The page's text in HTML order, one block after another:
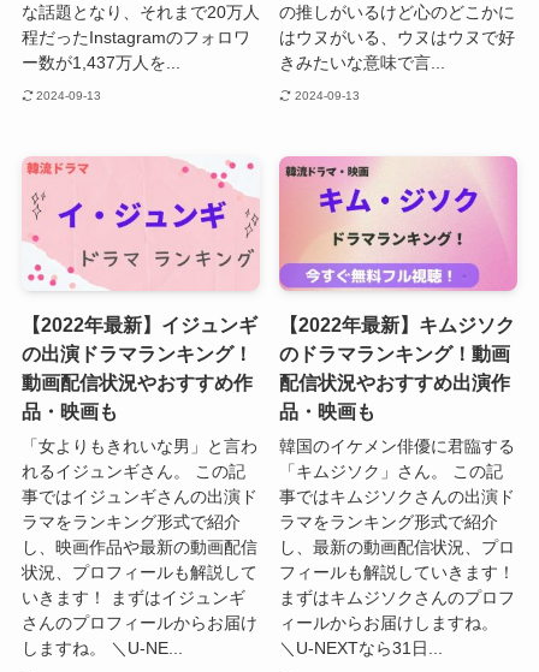
な話題となり、それまで20万人
程だったInstagramのフォロワ
ー数が1,437万人を...
2024-09-13
の推しがいるけど心のどこかに
はウヌがいる、ウヌはウヌで好
きみたいな意味で言...
2024-09-13
【2022年最新】イジュンギ
の出演ドラマランキング！
動画配信状況やおすすめ作
品・映画も
「女よりもきれいな男」と言わ
れるイジュンギさん。 この記
事ではイジュンギさんの出演ド
ラマをランキング形式で紹介
し、映画作品や最新の動画配信
状況、プロフィールも解説して
いきます！ まずはイジュンギ
さんのプロフィールからお届け
しますね。 ＼U-NE...
【2022年最新】キムジソク
のドラマランキング！動画
配信状況やおすすめ出演作
品・映画も
韓国のイケメン俳優に君臨する
「キムジソク」さん。 この記
事ではキムジソクさんの出演ド
ラマをランキング形式で紹介
し、最新の動画配信状況、プロ
フィールも解説していきます！
まずはキムジソクさんのプロフ
ィールからお届けしますね。
＼U-NEXTなら31日...